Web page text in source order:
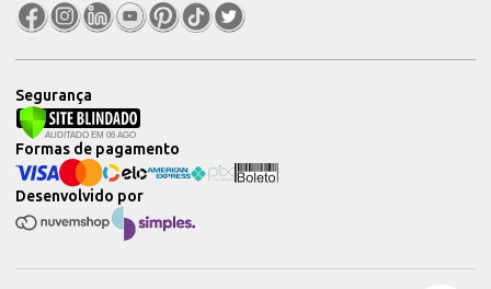
Segurança
Desenvolvido por
Formas de pagamento